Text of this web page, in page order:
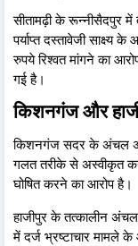
सीतामढ़ी के रून्नीसैदपुर में
पर्याप्त दस्तावेजी
रुपये रिश्वत मांगने का
गई है।
किशनगंज और
किशनगंज सदर के अंचल
गलत तरीके से अस्वीकृत
घोषित करने का आरोप है।
हाजीपुर के तत्कालीन
में दर्ज भ्रष्टाचार मामले